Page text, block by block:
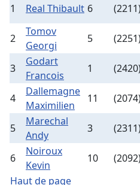
1 Real Thibault 6
2
Tomov
Georgi
5
3
Godart
Francois
1
4
Dallemagne
Maximilien
11
5
Marechal
Andy
3
6
Noiroux
Kevin
10
Haut de page